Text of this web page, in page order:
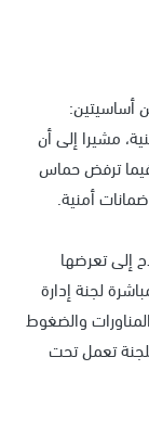
أساسيتين:
مشيرا إلى أن
ترفض حماس
أمنية.
إلى تعرضها
لجنة إدارة
والضغوط
تعمل تحت